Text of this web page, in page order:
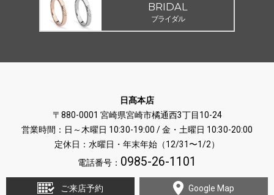
BRIDAL
ブライダル
日髙本店
〒880-0001 宮崎県宮崎市橘通西3丁目10-24
営業時間：日～木曜日 10:30-19:00 / 金・土曜日 10:30-20:00
定休日：水曜日・年末年始（12/31〜1/2）
電話番号： 0985-26-1101
ご来店予約 Google Map